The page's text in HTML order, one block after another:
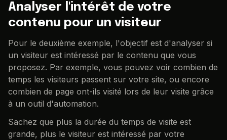
Analyser l'intérêt de votre
contenu pour un visiteur
Pour le deuxième exemple, l'objectif est d'analyser si
un visiteur est intéressé par le contenu que vous
proposez. Par exemple, vous pouvez voir combien de
temps les visiteurs passent sur votre site, ou encore
combien de page ont-ils visité lors de leur visite grâce
à un outil d'automation.
Sachez que plus la durée du temps de visite est
grande, plus le visiteur est intéressé par votre